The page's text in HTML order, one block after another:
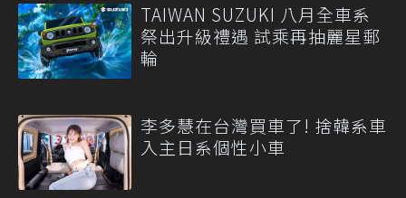
TAIWAN SUZUKI 八月全車系
祭出升級禮遇 試乘再抽麗星郵
輪
李多慧在台灣買車了! 捨韓系車
入主日系個性小車